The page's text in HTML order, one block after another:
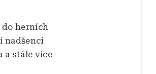
herních
nadšenci
a stále více